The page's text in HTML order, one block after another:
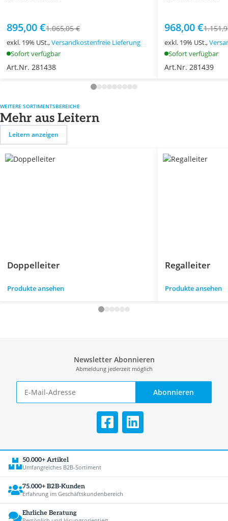
895,00 €1.065,05 €
exkl. 19% USt.,Versandkostenfreie Lieferung
Sofort verfügbar
Art.Nr. 281438
968,00 €
exkl. 19% USt.,
Sofort verfügbar
Art.Nr. 281439
WEITERE SORTIMENTSBEREICHE
Mehr aus Leitern
Leitern anzeigen
Doppelleiter
Produkte ansehen
Regalleiter
Produkte ansehen
Newsletter Abonnieren
Abmeldung jederzeit möglich
Abonnieren
50.000+ Artikel
Umfangreiches B2B-Sortiment
75.000+ B2B-Kunden
Erfahrung im Geschäftskundenbereich
Ehrliche Beratung